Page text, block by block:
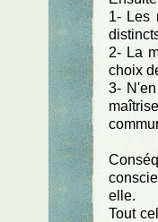
1- Les
2- La
choix
3-
elle.
Tout